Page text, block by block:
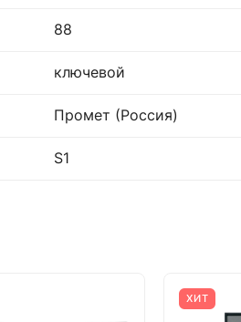
88
ключевой
Промет (Россия)
S1
ХИТ